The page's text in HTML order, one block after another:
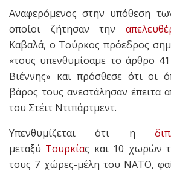
Αναφερόμενος στην υπόθεση
οποίοι ζήτησαν την
Καβαλά, ο Τούρκος πρόεδρος
«τους υπενθυμίσαμε το άρθρο
Βιέννης» και πρόσθεσε ότι οι
βάρος τους ανεστάλησαν έπειτα
του Στέιτ Ντιπάρτμεντ.
Υπενθυμίζεται ότι η
μεταξύ Τουρκίας και 10 χωρών
τους 7 χώρες-μέλη του ΝΑΤΟ,